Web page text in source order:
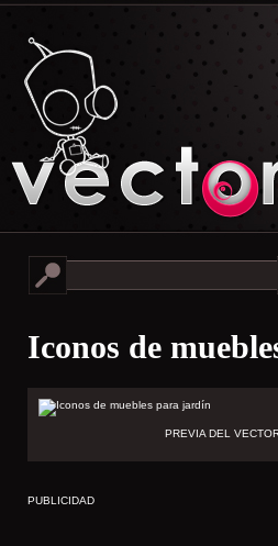
Iconos de
PREVIA DEL
PUBLICIDAD